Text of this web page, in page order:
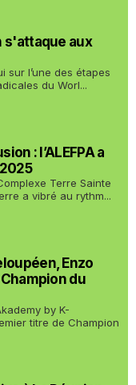
s'attaque aux
sur l’une des étapes
du Worl...
: l’ALEFPA a
Terre Sainte
a vibré au rythm...
Enzo
du
by K-
titre de Champion